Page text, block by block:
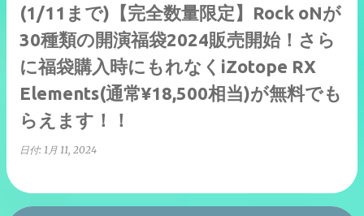
(1/11まで)【完全数量限定】Rock oNが
30種類の開演福袋2024販売開始！さら
に福袋購入時にもれなくiZotope RX
Elements(通常¥18,500相当)が無料でも
らえます！！
日付: 1月 11, 2024